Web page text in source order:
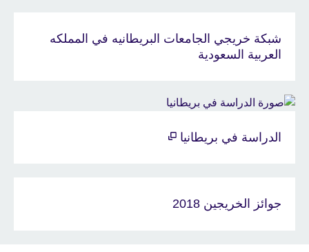
شبكة خريجي الجامعات البريطانيه في المملكه
العربية السعودية
الدراسة في بريطانيا
جوائز الخريجين 2018